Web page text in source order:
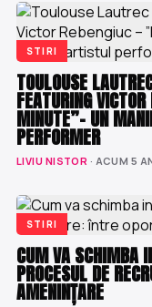
STIRI
TOULOUSE
FEATURING
MINUTE”- UN
PERFORMER
LIVIU NISTOR · ACUM 5
STIRI
CUM VA SCHIMBA
PROCESUL DE
AMENINȚARE